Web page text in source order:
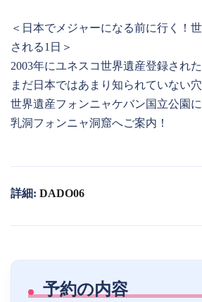
＜日本でメジャーになる前に行く！
される1日＞
2003年にユネスコ世界遺産登録され
まだ日本ではあまり知られていない穴
世界遺産フォンニャケバン国立公園
乳洞フォンニャ洞窟へご案内！
詳細: DADO06
予約の内容